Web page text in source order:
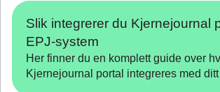
Slik integrerer du Kjernejournal
EPJ-system
Her finner du en komplett guide over
Kjernejournal portal integreres med